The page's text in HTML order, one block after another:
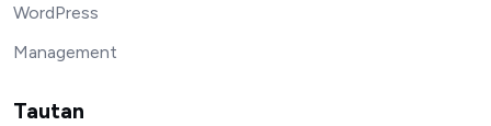
WordPress
Management
Tautan